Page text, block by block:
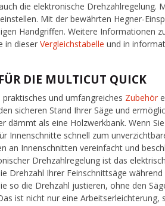
die elektronische Drehzahlregelung.
Mit der bewährten Hegner-
Handgriffen. Weitere Informationen
in dieserVergleichstabelleund in
DIE MULTICUT QUICK
und umfangreiches Zubehör
sicheren Stand Ihrer Säge und
dämmt als eine Holzwerkbank. Wenn
Innenschnitte schnell zum
an Innenschnitten vereinfacht und
Drehzahlregelung ist das
Drehzahl Ihrer Feinschnittsäge
so die Drehzahl justieren, ohne den
ist nicht nur eine Arbeitserleichterung,